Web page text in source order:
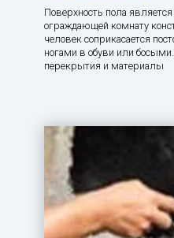
Поверхность пола
ограждающей комнату
человек соприкасается
ногами в обуви или
перекрытия и материалы